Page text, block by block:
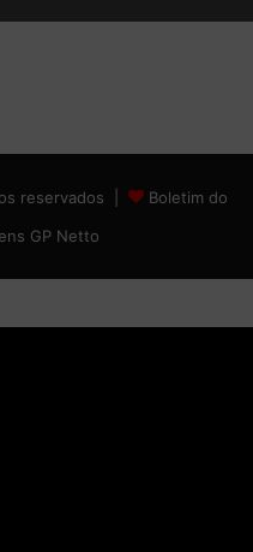
reservados |
Boletim do
GP Netto